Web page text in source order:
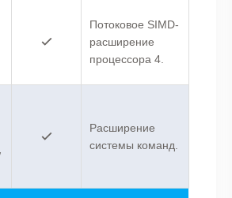
Потоковое SIMD-
расширение
процессора 4.
Расширение
системы команд.